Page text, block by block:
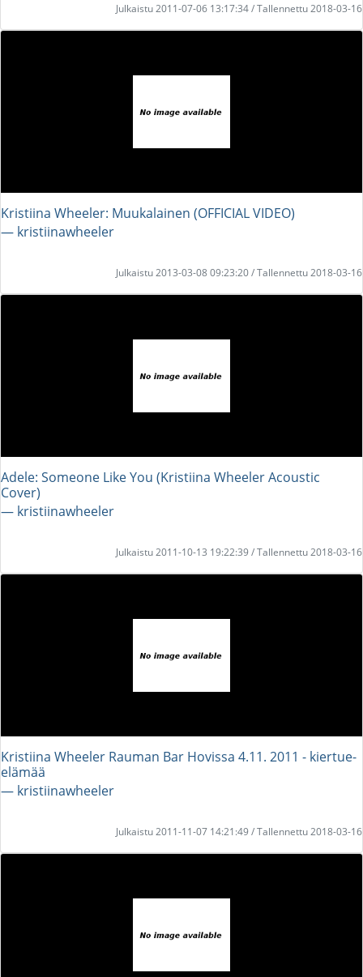
Julkaistu 2011-07-06 13:17:34 / Tallennettu 2018-03-16
Kristiina Wheeler: Muukalainen (OFFICIAL VIDEO)
― kristiinawheeler
Julkaistu 2013-03-08 09:23:20 / Tallennettu 2018-03-16
Adele: Someone Like You (Kristiina Wheeler Acoustic
Cover)
― kristiinawheeler
Julkaistu 2011-10-13 19:22:39 / Tallennettu 2018-03-16
Kristiina Wheeler Rauman Bar Hovissa 4.11. 2011 - kiertue-
elämää
― kristiinawheeler
Julkaistu 2011-11-07 14:21:49 / Tallennettu 2018-03-16